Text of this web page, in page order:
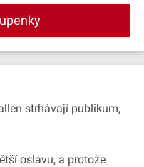
strhávají publikum,
oslavu, a protože